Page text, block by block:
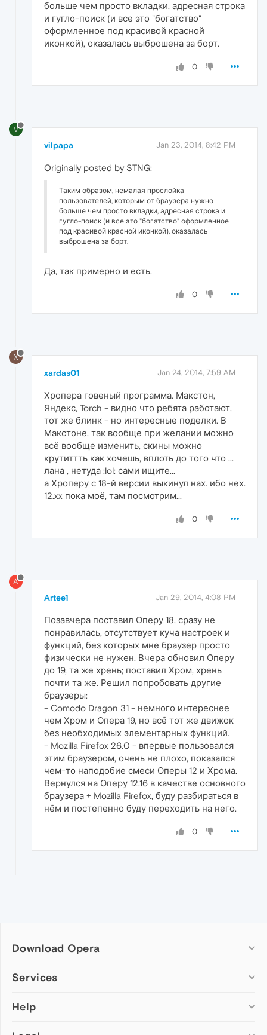
больше чем просто вкладки, адресная строка
и гугло-поиск (и все это "богатство"
оформленное под красивой красной
иконкой), оказалась выброшена за борт.
0
V
vilpapa Jan 23, 2014, 8:42 PM
Originally posted by STNG:
Таким образом, немалая прослойка
пользователей, которым от браузера нужно
больше чем просто вкладки, адресная строка и
гугло-поиск (и все это "богатство" оформленное
под красивой красной иконкой), оказалась
выброшена за борт.
Да, так примерно и есть.
0
X
xardas01 Jan 24, 2014, 7:59 AM
Хропера говеный программа. Макстон,
Яндекс, Torch - видно что ребята работают,
тот же блинк - но интересные поделки. В
Макстоне, так вообще при желании можно
всё вообще изменить, скины можно
крутиттть как хочешь, вплоть до того что ...
лана , нетуда :lol: сами ищите...
а Хроперу с 18-й версии выкинул нах. ибо нех.
12.xx пока моё, там посмотрим...
0
A
Artee1 Jan 29, 2014, 4:08 PM
Позавчера поставил Оперу 18, сразу не
понравилась, отсутствует куча настроек и
функций, без которых мне браузер просто
физически не нужен. Вчера обновил Оперу
до 19, та же хрень; поставил Хром, хрень
почти та же. Решил попробовать другие
браузеры:
- Comodo Dragon 31 - немного интереснее
чем Хром и Опера 19, но всё тот же движок
без необходимых элементарных функций.
- Mozilla Firefox 26.0 - впервые пользовался
этим браузером, очень не плохо, показался
чем-то наподобие смеси Оперы 12 и Хрома.
Вернулся на Оперу 12.16 в качестве основного
браузера + Mozilla Firefox, буду разбираться в
нём и постепенно буду переходить на него.
0
Download Opera
Computer browsers
Opera for Mac
Services
Add-ons
Help